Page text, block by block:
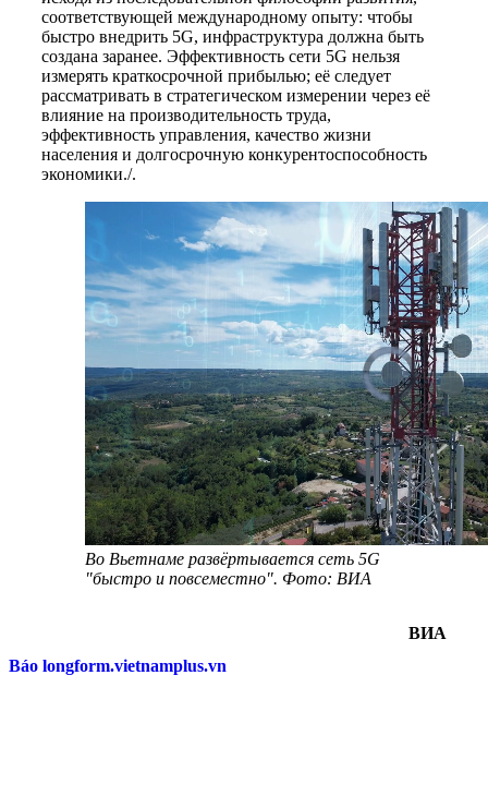
соответствующей международному опыту: чтобы
быстро внедрить 5G, инфраструктура должна быть
создана заранее. Эффективность сети 5G нельзя
измерять краткосрочной прибылью; её следует
рассматривать в стратегическом измерении через её
влияние на производительность труда,
эффективность управления, качество жизни
населения и долгосрочную конкурентоспособность
экономики./.
Во Вьетнаме развёртывается сеть 5G
"быстро и повсеместно". Фото: ВИА
ВИА
Báo longform.vietnamplus.vn